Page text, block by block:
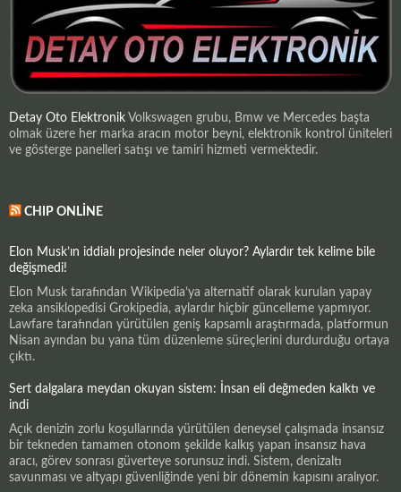
Detay Oto Elektronik Volkswagen grubu, Bmw ve Mercedes başta
olmak üzere her marka aracın motor beyni, elektronik kontrol üniteleri
ve gösterge panelleri satışı ve tamiri hizmeti vermektedir.
CHIP ONLINE
Elon Musk’ın iddialı projesinde neler oluyor? Aylardır tek kelime bile
değişmedi!
Elon Musk tarafından Wikipedia’ya alternatif olarak kurulan yapay
zeka ansiklopedisi Grokipedia, aylardır hiçbir güncelleme yapmıyor.
Lawfare tarafından yürütülen geniş kapsamlı araştırmada, platformun
Nisan ayından bu yana tüm düzenleme süreçlerini durdurduğu ortaya
çıktı.
Sert dalgalara meydan okuyan sistem: İnsan eli değmeden kalktı ve
indi
Açık denizin zorlu koşullarında yürütülen deneysel çalışmada insansız
bir tekneden tamamen otonom şekilde kalkış yapan insansız hava
aracı, görev sonrası güverteye sorunsuz indi. Sistem, denizaltı
savunması ve altyapı güvenliğinde yeni bir dönemin kapısını aralıyor.